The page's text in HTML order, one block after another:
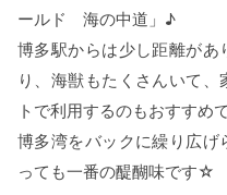
ールド 海の中道」♪
博多駅からは少し距離があ
り、海獣もたくさんいて
トで利用するのもおすすめ
博多湾をバックに繰り広げ
っても一番の醍醐味です☆